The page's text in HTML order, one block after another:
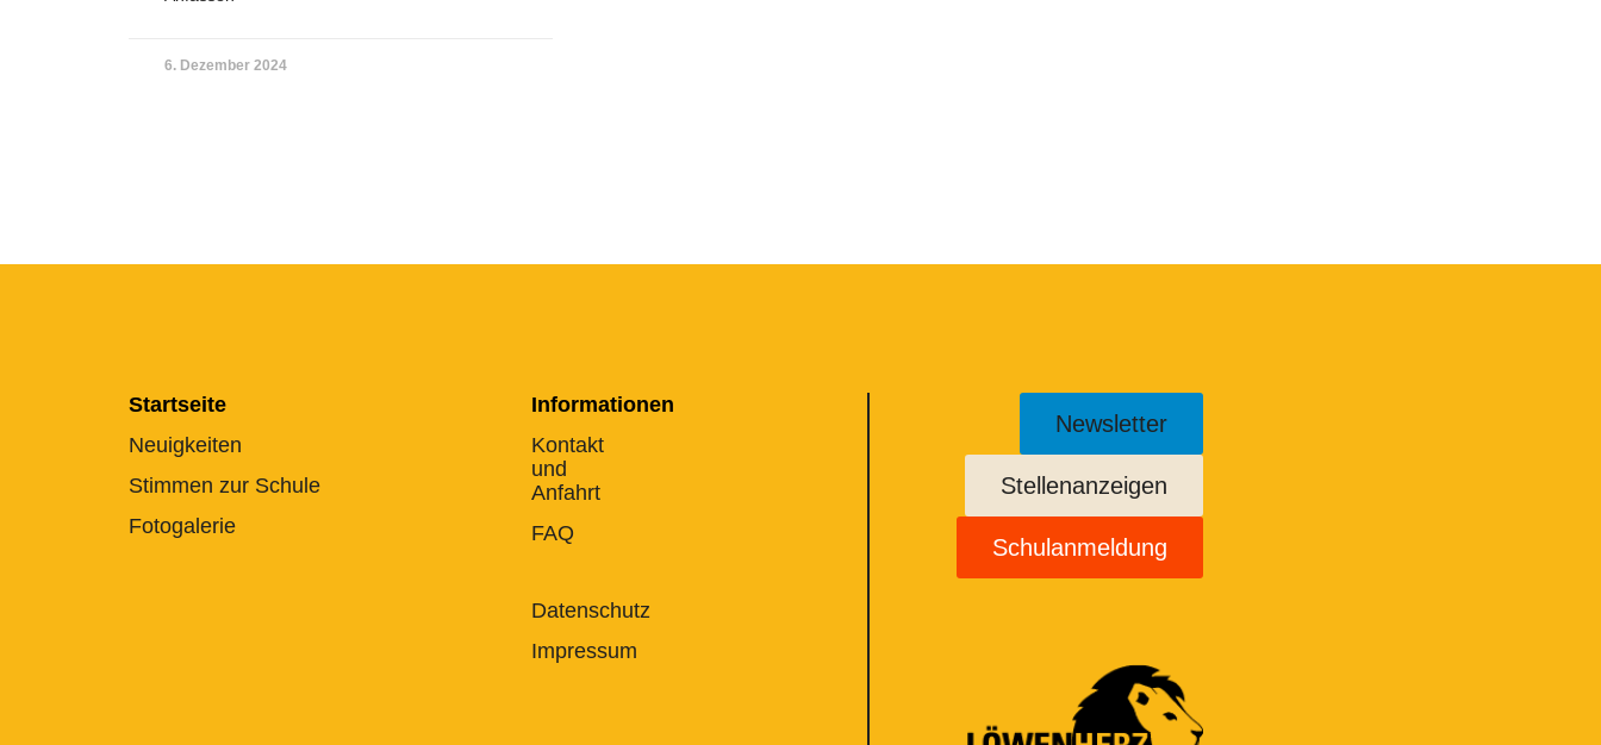
6. Dezember 2024
Startseite
Neuigkeiten
Stimmen zur Schule
Fotogalerie
Informationen
Kontakt
und
Anfahrt
FAQ
Datenschutz
Impressum
Newsletter
Stellenanzeigen
Schulanmeldung